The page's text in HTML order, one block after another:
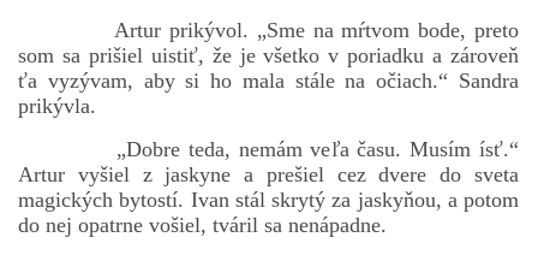
Artur prikývol. „Sme na mŕtvom bode, preto
som sa prišiel uistiť, že je všetko v poriadku a zároveň
ťa vyzývam, aby si ho mala stále na očiach.“ Sandra
prikývla.
„Dobre teda, nemám veľa času. Musím ísť.“
Artur vyšiel z jaskyne a prešiel cez dvere do sveta
magických bytostí. Ivan stál skrytý za jaskyňou, a potom
do nej opatrne vošiel, tváril sa nenápadne.